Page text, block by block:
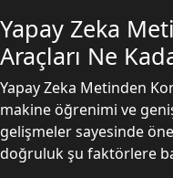
Yapay Zeka
Araçları Ne
Yapay Zeka Metinden
makine öğrenimi ve
gelişmeler sayesinde
doğruluk şu faktörlere